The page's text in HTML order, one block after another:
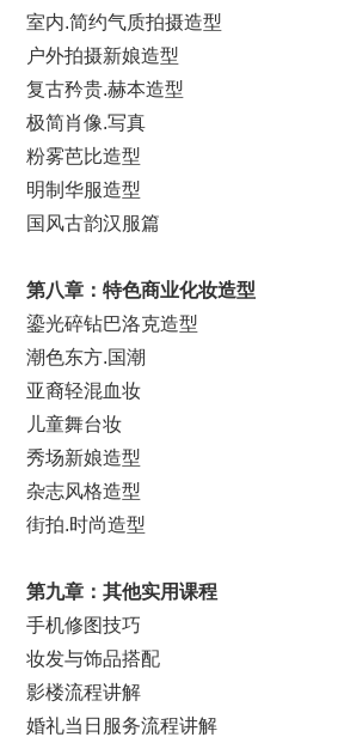
室内.简约气质拍摄造型
户外拍摄新娘造型
复古矜贵.赫本造型
极简肖像.写真
粉雾芭比造型
明制华服造型
国风古韵汉服篇
第八章：特色商业化妆造型
鎏光碎钻巴洛克造型
潮色东方.国潮
亚裔轻混血妆
儿童舞台妆
秀场新娘造型
杂志风格造型
街拍.时尚造型
第九章：其他实用课程
手机修图技巧
妆发与饰品搭配
影楼流程讲解
婚礼当日服务流程讲解